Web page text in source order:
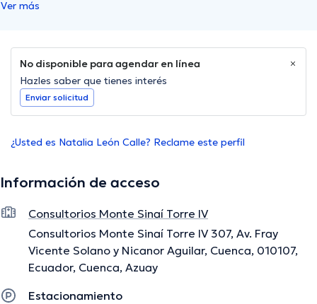
Ver más
No disponible para agendar en línea
Hazles saber que tienes interés
Enviar solicitud
¿Usted es Natalia León Calle? Reclame este perfil
Información de acceso
Consultorios Monte Sinaí Torre IV
Consultorios Monte Sinaí Torre IV 307, Av. Fray
Vicente Solano y Nicanor Aguilar, Cuenca, 010107,
Ecuador, Cuenca, Azuay
Estacionamiento